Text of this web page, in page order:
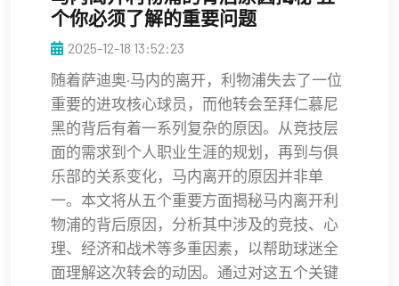
个你必须了解的重要问题
2025-12-18 13:52:23
随着萨迪奥·马内的离开，利物浦失去了一位
重要的进攻核心球员，而他转会至拜仁慕尼
黑的背后有着一系列复杂的原因。从竞技层
面的需求到个人职业生涯的规划，再到与俱
乐部的关系变化，马内离开的原因并非单
一。本文将从五个重要方面揭秘马内离开利
物浦的背后原因，分析其中涉及的竞技、心
理、经济和战术等多重因素，以帮助球迷全
面理解这次转会的动因。通过对这五个关键